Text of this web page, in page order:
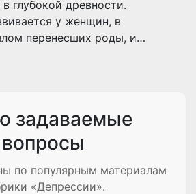
глубокой древности.
у женщин, в
перенесших роды, и…
задаваемые
вопросы
по популярным материалам
«Депрессии».